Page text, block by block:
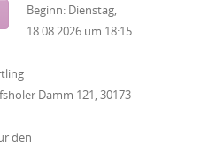
Beginn: Dienstag,
18.08.2026 um 18:15
Damm 121, 30173
den